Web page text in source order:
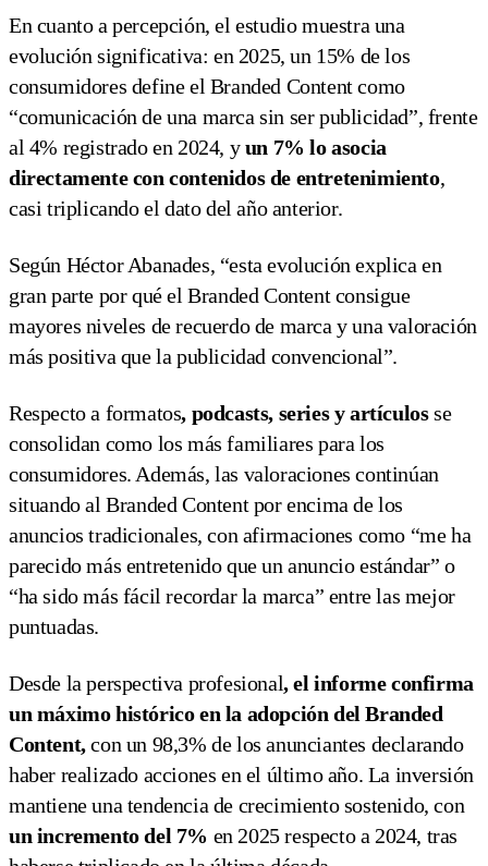
En cuanto a percepción, el estudio muestra una
evolución significativa: en 2025, un 15% de los
consumidores define el Branded Content como
“comunicación de una marca sin ser publicidad”, frente
al 4% registrado en 2024, yun 7% lo asocia
directamente con contenidos de entretenimiento,
casi triplicando el dato del año anterior.
Según Héctor Abanades, “esta evolución explica en
gran parte por qué el Branded Content consigue
mayores niveles de recuerdo de marca y una valoración
más positiva que la publicidad convencional”.
Respecto a formatos, podcasts, series y artículosse
consolidan como los más familiares para los
consumidores. Además, las valoraciones continúan
situando al Branded Content por encima de los
anuncios tradicionales, con afirmaciones como “me ha
parecido más entretenido que un anuncio estándar” o
“ha sido más fácil recordar la marca” entre las mejor
puntuadas.
Desde la perspectiva profesional, el informe confirma
un máximo histórico en la adopción del Branded
Content,con un 98,3% de los anunciantes declarando
haber realizado acciones en el último año. La inversión
mantiene una tendencia de crecimiento sostenido, con
un incremento del 7% en 2025 respecto a 2024, tras